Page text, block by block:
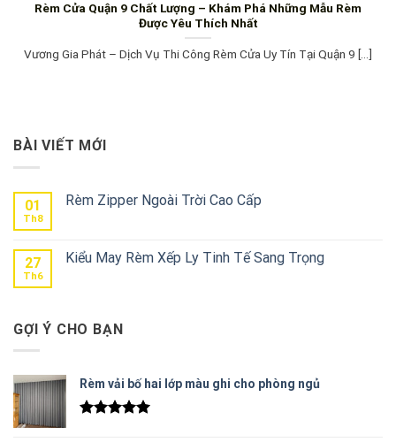
Rèm Cửa Quận 9 Chất Lượng – Khám Phá Những Mẫu Rèm
Được Yêu Thích Nhất
Vương Gia Phát – Dịch Vụ Thi Công Rèm Cửa Uy Tín Tại Quận 9 [...]
BÀI VIẾT MỚI
01
Th8
Rèm Zipper Ngoài Trời Cao Cấp
27
Th6
Kiểu May Rèm Xếp Ly Tinh Tế Sang Trọng
GỢI Ý CHO BẠN
Rèm vải bố hai lớp màu ghi cho phòng ngủ